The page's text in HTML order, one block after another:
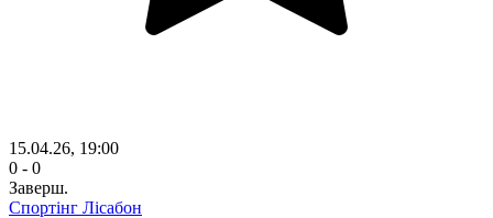
15.04.26, 19:00
0 - 0
Заверш.
Спортінг Лісабон